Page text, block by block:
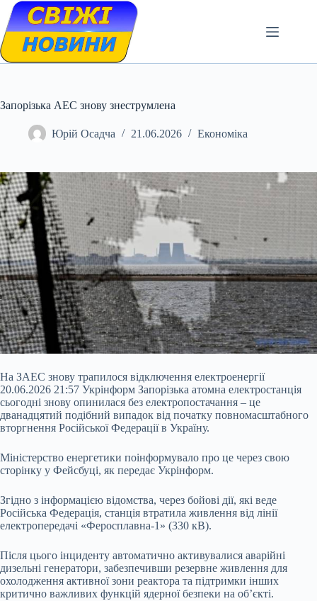
Skip
content
Запорізька АЕС знову знеструмлена
Юрій Осадча 21.06.2026 Економіка
На ЗАЕС знову трапилося відключення електроенергії
20.06.2026 21:57 Укрінформ Запорізька атомна електростанція
сьогодні знову опинилася без електропостачання – це
дванадцятий подібний випадок від початку повномасштабного
вторгнення Російської Федерації в Україну.
Міністерство енергетики поінформувало про це через свою
сторінку у Фейсбуці, як передає Укрінформ.
Згідно з інформацією відомства, через бойові дії, які веде
Російська Федерація, станція втратила живлення від лінії
електропередачі «Феросплавна-1» (330 кВ).
Після цього інциденту автоматично активувалися аварійні
дизельні генератори, забезпечивши резервне живлення для
охолодження активної зони реактора та підтримки інших
критично важливих функцій ядерної безпеки на об’єкті.